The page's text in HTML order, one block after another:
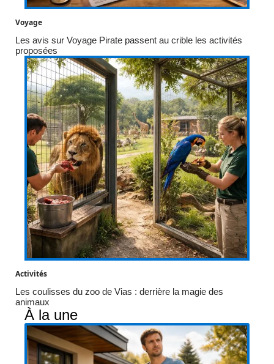
Voyage
Les avis sur Voyage Pirate passent au crible les activités
proposées
Activités
Les coulisses du zoo de Vias : derrière la magie des
animaux
À la une